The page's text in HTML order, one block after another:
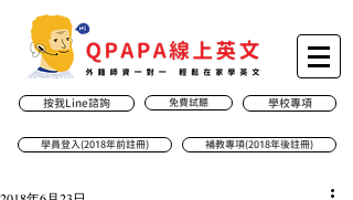
按我Line諮詢 免費試聽 學校專項
學員登入(2018年前註冊) 補教專項(2018年後註冊)